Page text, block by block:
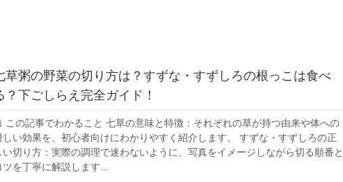
草粥の野菜の切り方は？すずな・すずしろの根っこは食べ
？下ごしらえ完全ガイド！
この記事でわかること 七草の意味と特徴：それぞれの草が持つ由来や体への
しい効果を、初心者向けにわかりやすく紹介します。 すずな・すずしろの正
い切り方：実際の調理で迷わないように、写真をイメージしながら切る順番と
ツを丁寧に解説します...